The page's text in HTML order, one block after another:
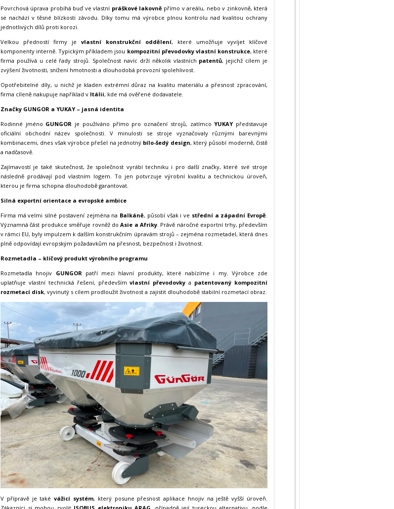
Povrchová úprava probíhá buď ve vlastní práškové lakovně přímo v areálu, nebo v zinkovně, která
se nachází v těsné blízkosti závodu. Díky tomu má výrobce plnou kontrolu nad kvalitou ochrany
jednotlivých dílů proti korozi.
Velkou předností firmy je vlastní konstrukční oddělení, které umožňuje vyvíjet klíčové
komponenty interně. Typickým příkladem jsou kompozitní převodovky vlastní konstrukce, které
firma používá u celé řady strojů. Společnost navíc drží několik vlastních patentů, jejichž cílem je
zvýšení životnosti, snížení hmotnosti a dlouhodobá provozní spolehlivost.
Opotřebitelné díly, u nichž je kladen extrémní důraz na kvalitu materiálu a přesnost zpracování,
firma cíleně nakupuje například v Itálii, kde má ověřené dodavatele.
Značky GUNGOR a YUKAY – jasná identita
Rodinné jméno GUNGOR je používáno přímo pro označení strojů, zatímcoYUKAY představuje
oficiální obchodní název společnosti. V minulosti se stroje vyznačovaly různými barevnými
kombinacemi, dnes však výrobce přešel na jednotný bílo-šedý design, který působí moderně, čistě
a nadčasově.
Zajímavostí je také skutečnost, že společnost vyrábí techniku i pro další značky, které své stroje
následně prodávají pod vlastním logem. To jen potvrzuje výrobní kvalitu a technickou úroveň,
kterou je firma schopna dlouhodobě garantovat.
Silná exportní orientace a evropské ambice
Firma má velmi silné postavení zejména na Balkáně, působí však i ve střední a západní Evropě.
Významná část produkce směřuje rovněž doAsie a Afriky. Právě náročné exportní trhy, především
v rámci EU, byly impulzem k dalším konstrukčním úpravám strojů – zejména rozmetadel, která dnes
plně odpovídají evropským požadavkům na přesnost, bezpečnost i životnost.
Rozmetadla – klíčový produkt výrobního programu
Rozmetadla hnojiv GUNGORpatří mezi hlavní produkty, které nabízíme i my. Výrobce zde
uplatňuje vlastní technická řešení, předevšímvlastní převodovky a patentovaný kompozitní
rozmetací disk, vyvinutý s cílem prodloužit životnost a zajistit dlouhodobě stabilní rozmetací obraz.
V přípravě je takévážicí systém, který posune přesnost aplikace hnojiv na ještě vyšší úroveň.